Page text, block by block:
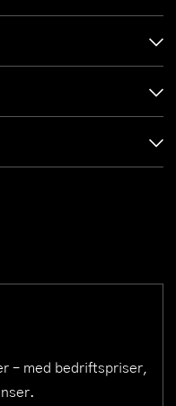
– med bedriftspriser,